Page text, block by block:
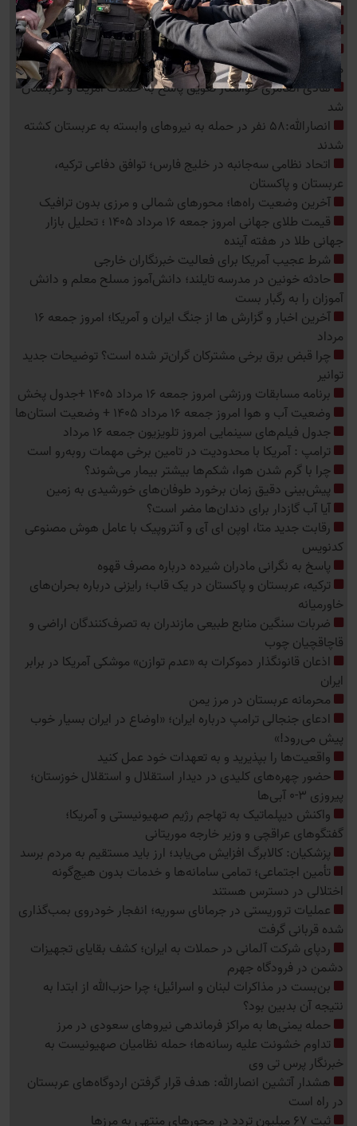
حمله گسترده روسیه به مراکز اوکراین؛ 155 هدف منهدم شد
امنیت ملی قربانی «شنیده‌ها»؛ مدعی‌العموم تا کی سکوت می‌کند؟
خشم ترامپ از پیروزی عبدالرحمان السید در انتخابات سنای
میشیگان
هادی العامری خواستار تعویق پاسخ به حملات آمریکا و عربستان
شد
انصارالله:58 نفر در حمله به نیروهای وابسته به عربستان کشته
شدند
اتحاد نظامی سه‌جانبه در خلیج فارس؛ توافق دفاعی ترکیه،
عربستان و پاکستان
آخرین وضعیت راه‌ها؛ محورهای شمالی و مرزی بدون ترافیک
قیمت طلای جهانی امروز جمعه 16 مرداد 1405 ؛ تحلیل بازار
جهانی طلا در هفته آینده
شرط عجیب آمریکا برای فعالیت خبرنگاران خارجی
حادثه خونین در مدرسه تایلند؛ دانش‌آموز مسلح معلم و دانش
آموزان را به رگبار بست
آخرین اخبار و گزارش ها از جنگ ایران و آمریکا؛ امروز جمعه 16
مرداد
چرا قبض برق برخی مشترکان گران‌تر شده است؟ توضیحات جدید
توانیر
برنامه مسابقات ورزشی امروز جمعه 16 مرداد 1405 +جدول پخش
وضعیت آب و هوا امروز جمعه 16 مرداد 1405 + وضعیت استان‌ها
جدول فیلم‌های سینمایی امروز تلویزیون جمعه 16 مرداد
ترامپ : آمریکا با محدودیت در تامین برخی مهمات روبه‌رو است
چرا با گرم شدن هوا، شکم‌ها بیشتر بیمار می‌شوند؟
پیش‌بینی دقیق زمان برخورد طوفان‌های خورشیدی به زمین
آیا آب گازدار برای دندان‌ها مضر است؟
رقابت جدید متا، اوپن ای آی و آنتروپیک با عامل هوش مصنوعی
کدنویس
پاسخ به نگرانی مادران شیرده درباره مصرف قهوه
ترکیه، عربستان و پاکستان در یک قاب؛ رایزنی درباره بحران‌های
خاورمیانه
ضربات سنگین منابع طبیعی مازندران به تصرف‌کنندگان اراضی و
قاچاقچیان چوب
اذعان قانونگذار دموکرات به «عدم توازن» موشکی آمریکا در برابر
ایران
محرمانه عربستان در مرز یمن
ادعای جنجالی ترامپ درباره ایران؛ «اوضاع در ایران بسیار خوب
پیش می‌رود!»
واقعیت‌ها را بپذیرید و به تعهدات خود عمل کنید
حضور چهره‌های کلیدی در دیدار استقلال و استقلال خوزستان؛
پیروزی 3-0 آبی‌ها
واکنش دیپلماتیک به تهاجم رژیم صهیونیستی و آمریکا؛
گفتگوهای عراقچی و وزیر خارجه موریتانی
پزشکیان: کالابرگ افزایش می‌یابد؛ ارز باید مستقیم به مردم برسد
تأمین اجتماعی؛ تمامی سامانه‌ها و خدمات بدون هیچ‌گونه
اختلالی در دسترس هستند
عملیات تروریستی در جرمانای سوریه؛ انفجار خودروی بمب‌گذاری
شده قربانی گرفت
ردپای شرکت آلمانی در حملات به ایران؛ کشف بقایای تجهیزات
دشمن در فرودگاه جهرم
بن‌بست در مذاکرات لبنان و اسرائیل؛ چرا حزب‌الله از ابتدا به
نتیجه آن بدبین بود؟
حمله یمنی‌ها به مراکز فرماندهی نیروهای سعودی در مرز
تداوم خشونت علیه رسانه‌ها؛ حمله نظامیان صهیونیست به
خبرنگار پرس تی وی
هشدار آتشین انصارالله: هدف قرار گرفتن اردوگاه‌های عربستان
در راه است
ثبت 67 میلیون تردد در محورهای منتهی به مرزها